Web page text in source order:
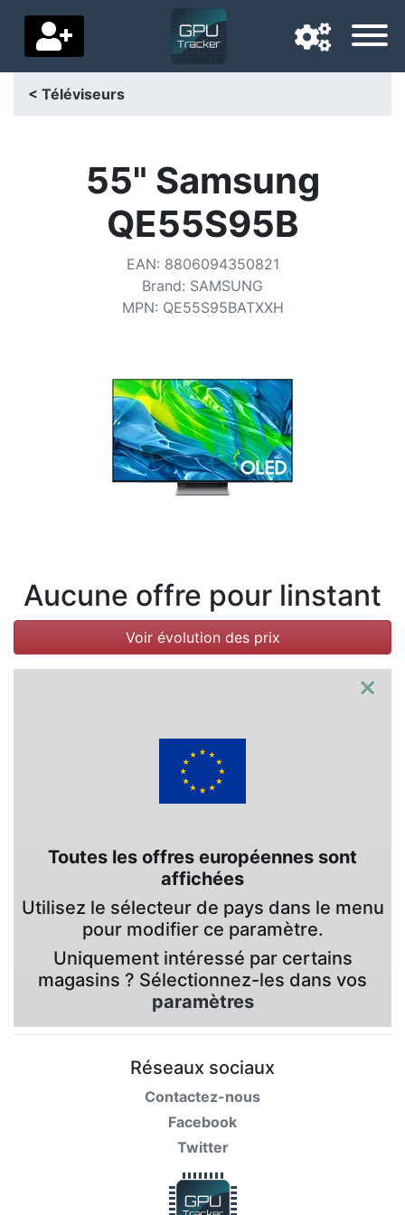
Pays de livraison
< Téléviseurs
55" Samsung
QE55S95B
EAN: 8806094350821
Brand: SAMSUNG
MPN: QE55S95BATXXH
Aucune offre pour linstant
Voir évolution des prix
×
Toutes les offres européennes sont
affichées
Utilisez le sélecteur de pays dans le menu
pour modifier ce paramètre.
Uniquement intéressé par certains
magasins ? Sélectionnez-les dans vos
paramètres
Réseaux sociaux
Contactez-nous
Facebook
Twitter